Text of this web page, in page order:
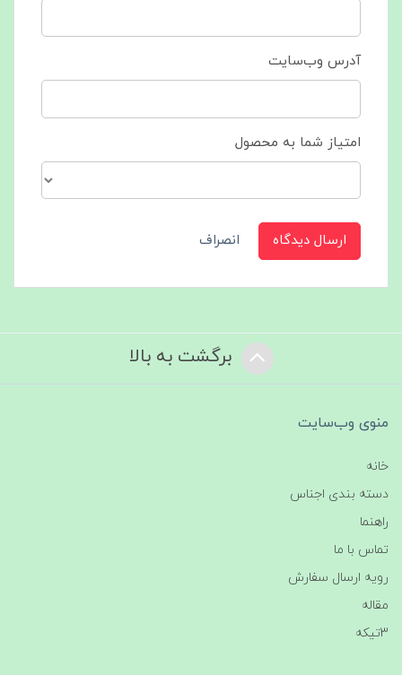
آدرس وب‌سایت
امتیاز شما به محصول
ارسال دیدگاه انصراف
برگشت به بالا
منوی وب‌سایت
خانه
دسته بندی اجناس
راهنما
تماس با ما
رویه ارسال سفارش
مقاله
3تیکه